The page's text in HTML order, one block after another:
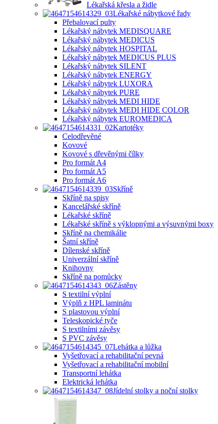
Lékařská křesla a židle
Lékařské nábytkové řady
Přebalovací pulty
Lékařský nábytek MEDISQUARE
Lékařský nábytek MEDICUS
Lékařský nábytek HOSPITAL
Lékařský nábytek MEDICUS PLUS
Lékařský nábytek SILENT
Lékařský nábytek ENERGY
Lékařský nábytek LUXORA
Lékařský nábytek PURE
Lékařský nábytek MEDI HIDE
Lékařský nábytek MEDI HIDE COLOR
Lékařský nábytek EUROMEDICA
Kartotéky
Celodřevěné
Kovové
Kovové s dřevěnými čílky
Pro formát A4
Pro formát A5
Pro formát A6
Skříně
Skříně na spisy
Kancelářské skříně
Lékařské skříně
Lékařské skříně s výklopnými a výsuvnými boxy
Skříně na chemikálie
Šatní skříně
Dílenské skříně
Univerzální skříně
Knihovny
Skříně na pomůcky
Zástěny
S textilní výplní
Výplň z HPL laminátu
S plastovou výplní
Teleskopické tyče
S textilními závěsy
S PVC závěsy
Lehátka a lůžka
Vyšetřovací a rehabilitační pevná
Vyšetřovací a rehabilitační mobilní
Transportní lehátka
Elektrická lehátka
Jídelní stolky a noční stolky